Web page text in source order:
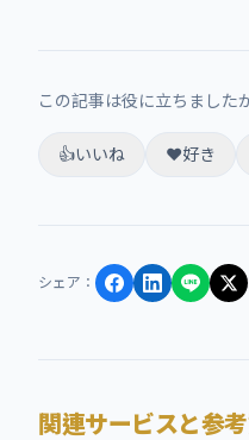
この記事は役に立ちました
👍いいね ❤️好き
シェア ：
関連サービスと参